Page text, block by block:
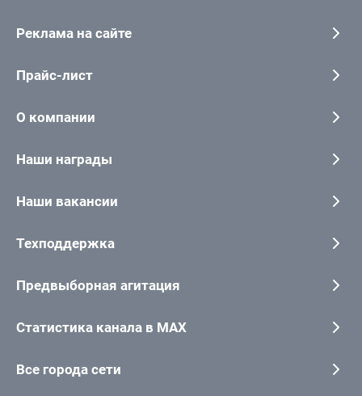
Реклама на сайте
Прайс-лист
О компании
Наши награды
Наши вакансии
Техподдержка
Предвыборная агитация
Статистика канала в MAX
Все города сети